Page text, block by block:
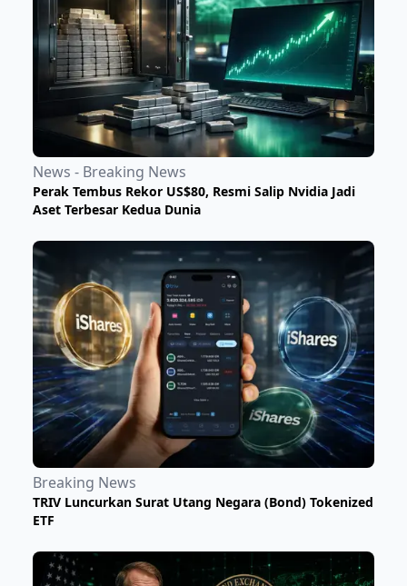
News - Breaking News
Perak Tembus Rekor US$80, Resmi Salip Nvidia Jadi
Aset Terbesar Kedua Dunia
Breaking News
TRIV Luncurkan Surat Utang Negara (Bond) Tokenized
ETF